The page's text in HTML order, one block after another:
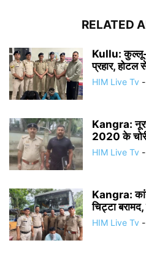
RELATED
Kullu: कुल्लू-
प्रहार, होटल
HIM Live Tv -
Kangra:
2020 के
HIM Live Tv -
Kangra:
चिट्टा
HIM Live Tv -